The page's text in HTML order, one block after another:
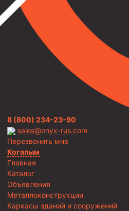
8 (800) 234-23-90
sales@onyx-rus.com
Перезвонить мне
Когалым
Главная
Каталог
Объявления
Металлоконструкции
Каркасы зданий и сооружений